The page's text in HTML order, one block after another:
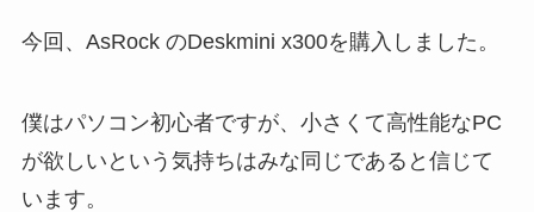
今回、AsRock のDeskmini x300を購入しました。
僕はパソコン初心者ですが、小さくて高性能なPC
が欲しいという気持ちはみな同じであると信じて
います。